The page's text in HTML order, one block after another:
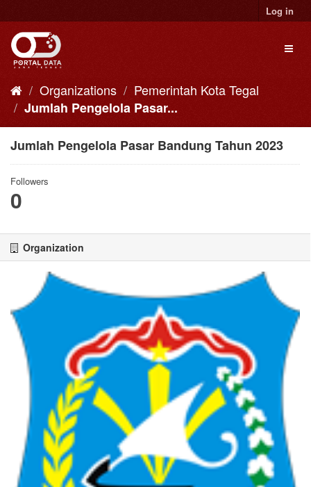
to
content
Log in
Organizations
Pemerintah Kota Tegal
Jumlah Pengelola Pasar...
Jumlah Pengelola Pasar Bandung Tahun 2023
Followers
0
Organization